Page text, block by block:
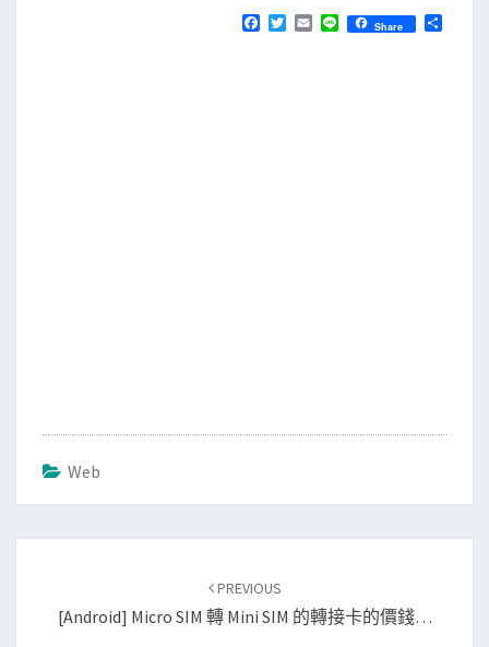
T
E
Share
Web
PREVIOUS
[Android] Micro SIM 轉 Mini SIM 的轉接卡的價錢…